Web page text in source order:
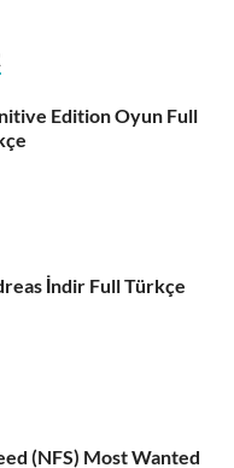
Edition Oyun Full
İndir Full Türkçe
(NFS) Most Wanted